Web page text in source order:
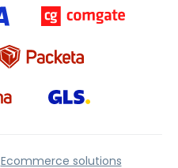
Ecommerce solutions